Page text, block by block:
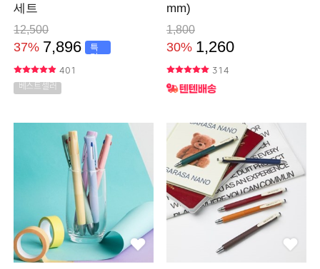
세트
12,500
37% 7,896
특
가
401
베스트셀러
mm)
1,800
30% 1,260
314